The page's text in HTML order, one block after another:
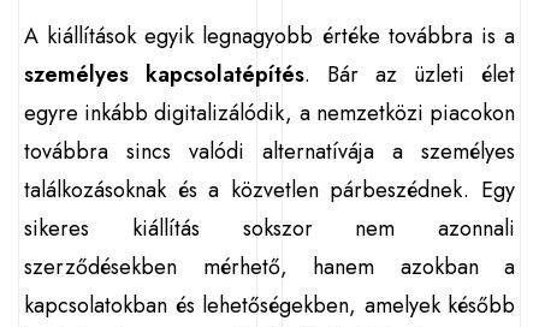
A kiállítások egyik legnagyobb értéke továbbra is a
személyes kapcsolatépítés. Bár az üzleti élet
egyre inkább digitalizálódik, a nemzetközi piacokon
továbbra sincs valódi alternatívája a személyes
találkozásoknak és a közvetlen párbeszédnek. Egy
sikeres kiállítás sokszor nem azonnali
szerződésekben mérhető, hanem azokban a
kapcsolatokban és lehetőségekben, amelyek később